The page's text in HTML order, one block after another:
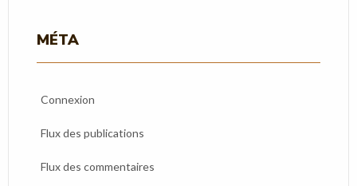
MÉTA
Connexion
Flux des publications
Flux des commentaires